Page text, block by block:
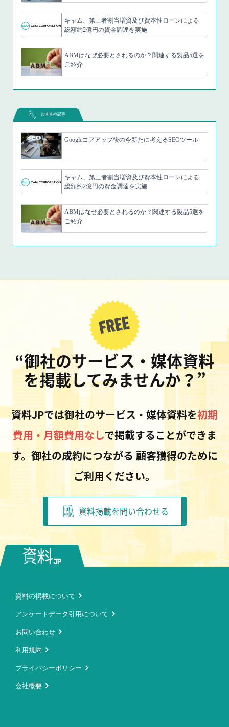
キャム、第三者割当増資及び資本性ローンによる
総額約2億円の資金調達を実施
ABMはなぜ必要とされるのか？関連する製品5選を
ご紹介
おすすめ記事
Googleコアアップ後の今新たに考えるSEOツール
キャム、第三者割当増資及び資本性ローンによる
総額約2億円の資金調達を実施
ABMはなぜ必要とされるのか？関連する製品5選を
ご紹介
“御社のサービス・媒体資料
を掲載してみませんか？”
資料JPでは御社のサービス・媒体資料を初期
費用・月額費用なしで掲載することができま
す。御社の成約につながる 顧客獲得のために
ご利用ください。
資料掲載を問い合わせる
資料の掲載について
アンケートデータ引用について
お問い合わせ
利用規約
プライバシーポリシー
会社概要